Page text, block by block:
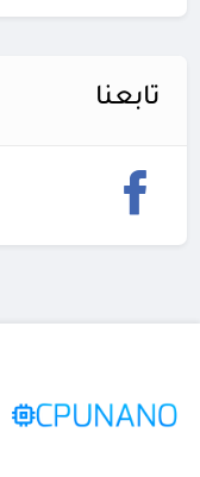
تابعنا